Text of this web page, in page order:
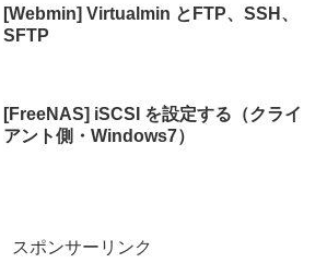
[Webmin] Virtualmin とFTP、SSH、
SFTP
[FreeNAS] iSCSI を設定する（クライ
アント側・Windows7）
スポンサーリンク